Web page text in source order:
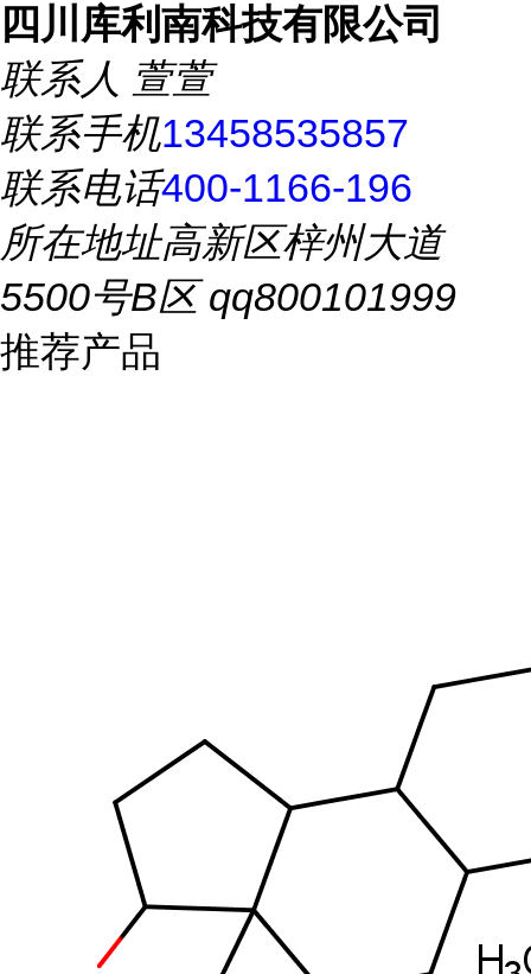
四川库利南科技有限公司
联系人 萱萱
联系手机13458535857
联系电话400-1166-196
所在地址高新区梓州大道
5500号B区 qq800101999
推荐产品